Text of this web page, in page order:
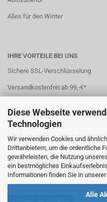
Diese Webseite
Technologien
Wir verwenden Cookies und
Drittanbietern, um die ordentliche
gewährleisten, die Nutzung
ein bestmögliches
Informationen finden Sie in unserer
Alle
Alles für den Winter
IHRE VORTEILE BEI UNS
Sichere SSL-Verschlüsselung
Versandkostenfrei ab 99,-€*
Sichere und einfache Bezahlung
7 Zahlungsarten
Schneller Versand
*(Ausland abweichend)